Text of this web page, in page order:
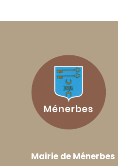
Mairie de Ménerbes